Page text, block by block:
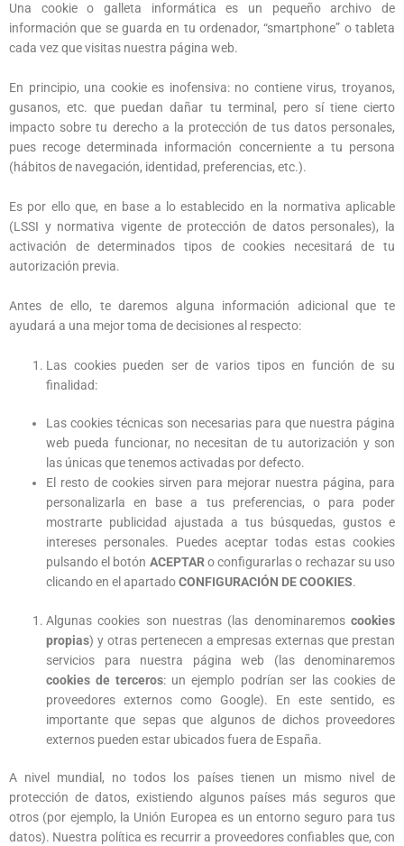
Una cookie o galleta informática es un pequeño archivo de
información que se guarda en tu ordenador, “smartphone” o tableta
cada vez que visitas nuestra página web.
En principio, una cookie es inofensiva: no contiene virus, troyanos,
gusanos, etc. que puedan dañar tu terminal, pero sí tiene cierto
impacto sobre tu derecho a la protección de tus datos personales,
pues recoge determinada información concerniente a tu persona
(hábitos de navegación, identidad, preferencias, etc.).
Es por ello que, en base a lo establecido en la normativa aplicable
(LSSI y normativa vigente de protección de datos personales), la
activación de determinados tipos de cookies necesitará de tu
autorización previa.
Antes de ello, te daremos alguna información adicional que te
ayudará a una mejor toma de decisiones al respecto:
Las cookies pueden ser de varios tipos en función de su
finalidad:
Las cookies técnicas son necesarias para que nuestra página
web pueda funcionar, no necesitan de tu autorización y son
las únicas que tenemos activadas por defecto.
El resto de cookies sirven para mejorar nuestra página, para
personalizarla en base a tus preferencias, o para poder
mostrarte publicidad ajustada a tus búsquedas, gustos e
intereses personales. Puedes aceptar todas estas cookies
pulsando el botón ACEPTARo configurarlas o rechazar su uso
clicando en el apartadoCONFIGURACIÓN DE COOKIES.
Algunas cookies son nuestras (las denominaremos cookies
propias) y otras pertenecen a empresas externas que prestan
servicios para nuestra página web (las denominaremos
cookies de terceros: un ejemplo podrían ser las cookies de
proveedores externos como Google). En este sentido, es
importante que sepas que algunos de dichos proveedores
externos pueden estar ubicados fuera de España.
A nivel mundial, no todos los países tienen un mismo nivel de
protección de datos, existiendo algunos países más seguros que
otros (por ejemplo, la Unión Europea es un entorno seguro para tus
datos). Nuestra política es recurrir a proveedores confiables que, con
Para que
podamos
funcionalidad
de la web, en
base a cómo
se usa la web
Experiencia
nuestra web
funcione lo
mejor posible
durante tu
rechaza estas
algunas
funcionalidades
desaparecerán
Consiento
el uso de
mis datos
personales
para recibir
publicidad
de su
entidad.